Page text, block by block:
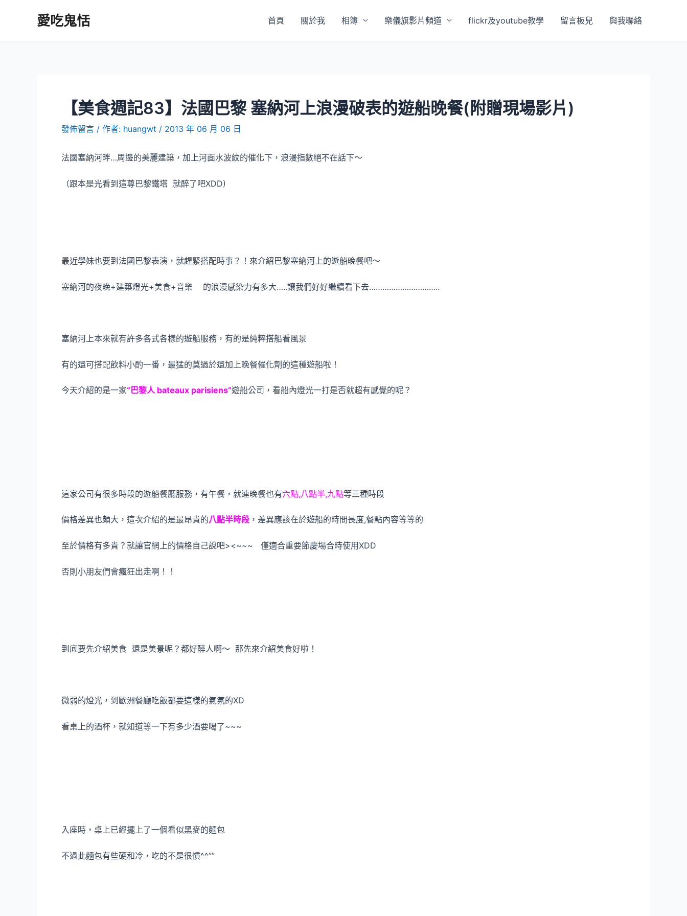
愛吃鬼恬 首頁 關於我 相簿 樂儀旗影片頻道 flickr及youtube教學 留言板兒 與我聯絡
【美食週記83】法國巴黎 塞納河上浪漫破表的遊船晚餐(附贈現場影片)
發佈留言 / 作者: huangwt / 2013 年 06 月 06 日
法國塞納河畔…周邊的美麗建築，加上河面水波紋的催化下，浪漫指數絕不在話下～
（跟本是光看到這尊巴黎鐵塔 就醉了吧XDD)
最近學妹也要到法國巴黎表演，就趕緊搭配時事？！來介紹巴黎塞納河上的遊船晚餐吧～
塞納河的夜晚+建築燈光+美食+音樂 的浪漫感染力有多大…..讓我們好好繼續看下去…………………………..
塞納河上本來就有許多各式各樣的遊船服務，有的是純粹搭船看風景
有的還可搭配飲料小酌一番，最猛的莫過於還加上晚餐催化劑的這種遊船啦！
今天介紹的是一家“巴黎人 bateaux parisiens”遊船公司，看船內燈光一打是否就超有感覺的呢？
這家公司有很多時段的遊船餐廳服務，有午餐，就連晚餐也有六點,八點半,九點等三種時段
價格差異也頗大，這次介紹的是最昂貴的八點半時段 ，差異應該在於遊船的時間長度,餐點內容等等的
至於價格有多貴？就讓官網上的價格自己說吧><~~~ 僅適合重要節慶場合時使用XDD
否則小朋友們會瘋狂出走啊！！
到底要先介紹美食 還是美景呢？都好醉人啊～ 那先來介紹美食好啦！
微弱的燈光，到歐洲餐廳吃飯都要這樣的氣氛的XD
看桌上的酒杯，就知道等一下有多少酒要喝了~~~
入座時，桌上已經擺上了一個看似黑麥的麵包
不過此麵包有些硬和冷，吃的不是很慣^^””